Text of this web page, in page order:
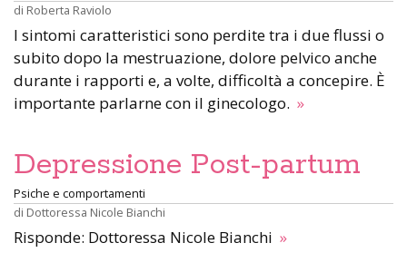
di Roberta Raviolo
I sintomi caratteristici sono perdite tra i due flussi o
subito dopo la mestruazione, dolore pelvico anche
durante i rapporti e, a volte, difficoltà a concepire. È
importante parlarne con il ginecologo. »
Depressione Post-partum
Psiche e comportamenti
di Dottoressa Nicole Bianchi
Risponde: Dottoressa Nicole Bianchi »